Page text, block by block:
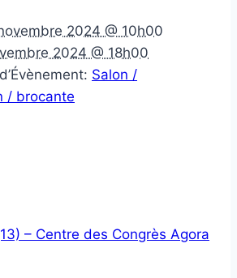
2024 @ 10h00
2024 @ 18h00
Salon /
/ brocante
– Centre des Congrès Agora